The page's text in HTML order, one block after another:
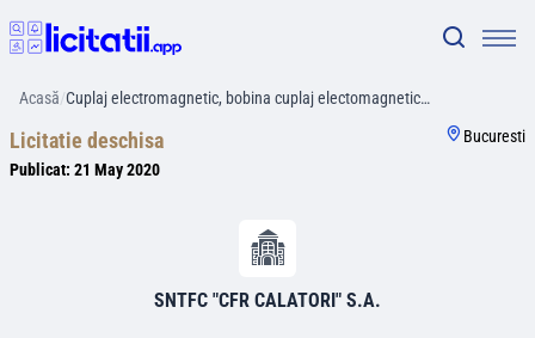
Acasă/Cuplaj electromagnetic, bobina cuplaj electomagnetic…
Licitatie deschisa
Publicat: 21 May 2020
Bucuresti
SNTFC "CFR CALATORI" S.A.